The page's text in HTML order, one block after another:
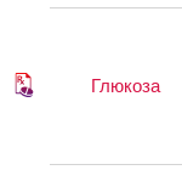
Глюкоза